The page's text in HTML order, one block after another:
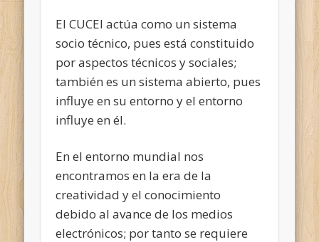
El CUCEI actúa como un sistema
socio técnico, pues está constituido
por aspectos técnicos y sociales;
también es un sistema abierto, pues
influye en su entorno y el entorno
influye en él.
En el entorno mundial nos
encontramos en la era de la
creatividad y el conocimiento
debido al avance de los medios
electrónicos; por tanto se requiere